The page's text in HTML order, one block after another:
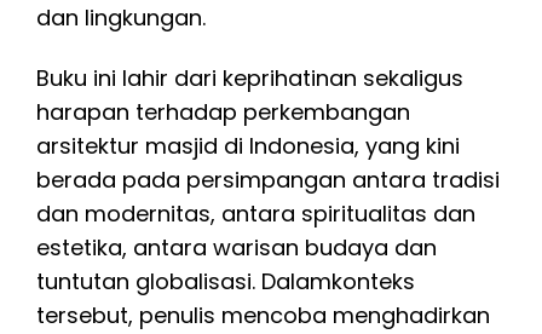
dan lingkungan.
Buku ini lahir dari keprihatinan sekaligus
harapan terhadap perkembangan
arsitektur masjid di Indonesia, yang kini
berada pada persimpangan antara tradisi
dan modernitas, antara spiritualitas dan
estetika, antara warisan budaya dan
tuntutan globalisasi. Dalamkonteks
tersebut, penulis mencoba menghadirkan